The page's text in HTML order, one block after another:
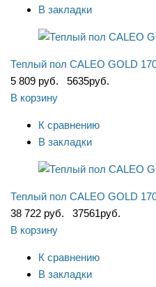
В закладки
Теплый пол CALEO GOLD
5 809 руб.
5635руб.
В корзину
К сравнению
В закладки
Теплый пол CALEO GOLD
38 722 руб.
37561руб.
В корзину
К сравнению
В закладки